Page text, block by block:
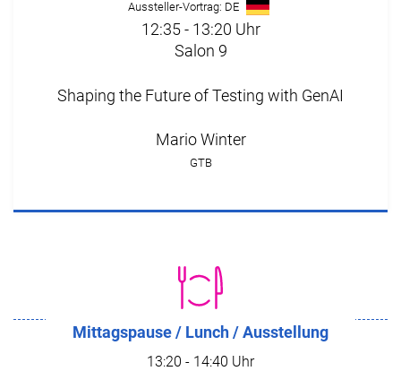
Aussteller-Vortrag: DE
12:35 - 13:20 Uhr
Salon 9
Shaping the Future of Testing with GenAI
Mario Winter
GTB
Mittagspause / Lunch / Ausstellung
13:20 - 14:40 Uhr